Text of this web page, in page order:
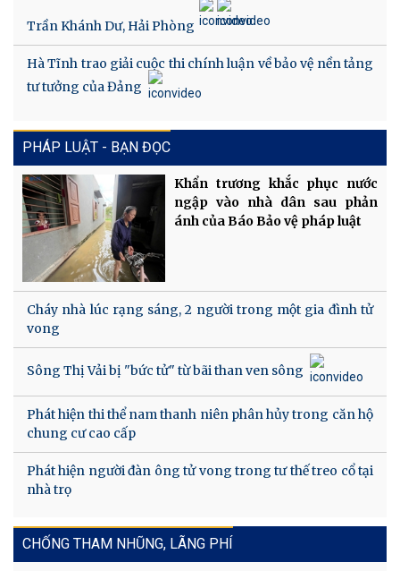
Trần Khánh Dư, Hải Phòng
Hà Tĩnh trao giải cuộc thi chính luận về bảo vệ nền tảng
tư tưởng của Đảng
PHÁP LUẬT - BẠN ĐỌC
Khẩn trương khắc phục nước
ngập vào nhà dân sau phản
ánh của Báo Bảo vệ pháp luật
Cháy nhà lúc rạng sáng, 2 người trong một gia đình tử
vong
Sông Thị Vải bị "bức tử" từ bãi than ven sông
Phát hiện thi thể nam thanh niên phân hủy trong căn hộ
chung cư cao cấp
Phát hiện người đàn ông tử vong trong tư thế treo cổ tại
nhà trọ
CHỐNG THAM NHŨNG, LÃNG PHÍ